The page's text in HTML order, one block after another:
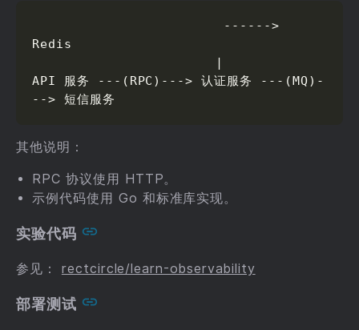
Redis
API 服务 ---(RPC)---> 认证服务 ---(MQ)-
--> 短信服务
其他说明：
RPC 协议使用 HTTP。
示例代码使用 Go 和标准库实现。
实验代码
参见： rectcircle/learn-observability
部署测试